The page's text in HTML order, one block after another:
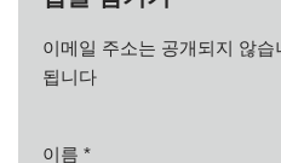
이메일 주소는 공개되지 않습
됩니다
이름 *